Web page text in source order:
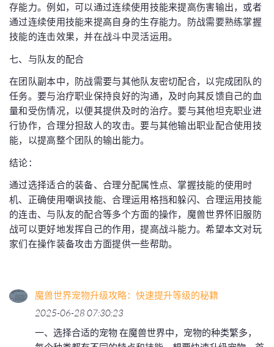
存能力。例如，可以通过连续使用技能来提高伤害输出，或者
通过连续使用技能来提高自身的生存能力。防战需要熟练掌握
技能的连击效果，并在战斗中灵活运用。
七、与队友的配合
在团队副本中，防战需要与其他队友密切配合，以完成团队的
任务。要与治疗职业保持良好的沟通，及时向其反馈自己的血
量和受伤情况，以便其提供及时的治疗。要与其他坦克职业进
行协作，合理分担敌人的攻击。要与其他输出职业配合使用技
能，以提高整个团队的输出能力。
结论：
通过选择适合的装备、合理分配属性点、掌握技能的使用时
机、正确使用嘲讽技能、合理运用格挡和躲闪、合理运用技能
的连击、与队友的配合等多个方面的操作，魔兽世界怀旧服防
战可以更好地发挥自己的作用，提高战斗能力。希望本文对玩
家们在操作装备攻击方面提供一些帮助。
魔兽世界宠物升级攻略：快速提升等级的秘籍
2025-06-28 07:30:23
一、选择合适的宠物 在魔兽世界中，宠物的种类繁多，